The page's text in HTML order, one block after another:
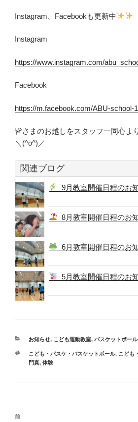
Instagram、Facebookも更新中
Instagram
https://www.instagram.com/
Facebook
https://m.facebook.com/ABU-school-
皆さまのお越しをスタッフ一同心よ
＼(^o^)／
関連ブログ
9月教室開催日程のお
8月教室開催日程のお
6月教室開催日程のお
5月教室開催日程のお
カ
ゴ
リ
お知らせ, こども運動教室, バスケットボール
タ
グ
こども・バスケ・バスケットボール, こども
門真, 体験
投
過
前